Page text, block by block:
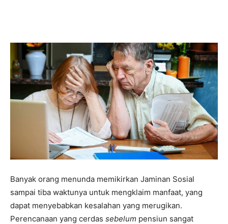
Banyak orang menunda memikirkan Jaminan Sosial
sampai tiba waktunya untuk mengklaim manfaat, yang
dapat menyebabkan kesalahan yang merugikan.
Perencanaan yang cerdas sebelum pensiun sangat